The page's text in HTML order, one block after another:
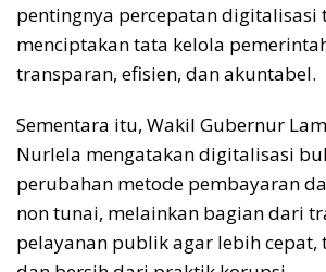
pentingnya percepatan digitalisasi
menciptakan tata kelola
transparan, efisien, dan akuntabel.
Sementara itu, Wakil Gubernur
Nurlela mengatakan digitalisasi
perubahan metode pembayaran
non tunai, melainkan bagian dari
pelayanan publik agar lebih cepat,